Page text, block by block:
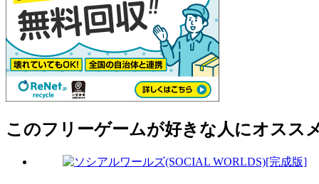
このフリーゲームが好きな人にオスス